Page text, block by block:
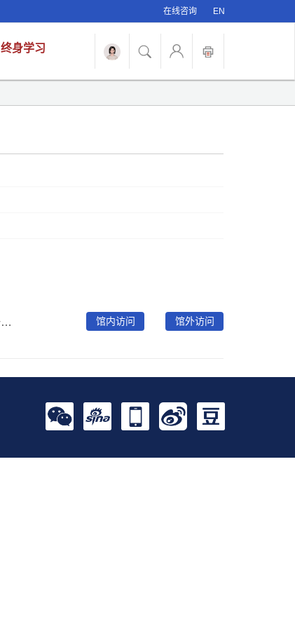
在线咨询 EN
终身学习
从首都图书馆馆藏古籍文献中拣选制作，包含古籍插图数据一万条。每条数据包括插图全文影像和内容标引，可以通过插图题名、绘图者、刻印者、图像内容类别（前述各类）、图中人物、地点、成图方式（木板画、石印、影印）、绘制年代、插图选取文献题名等多种途径进行关键词检索，也可以分类浏览，选图赏鉴。 馆内访问 馆外访问